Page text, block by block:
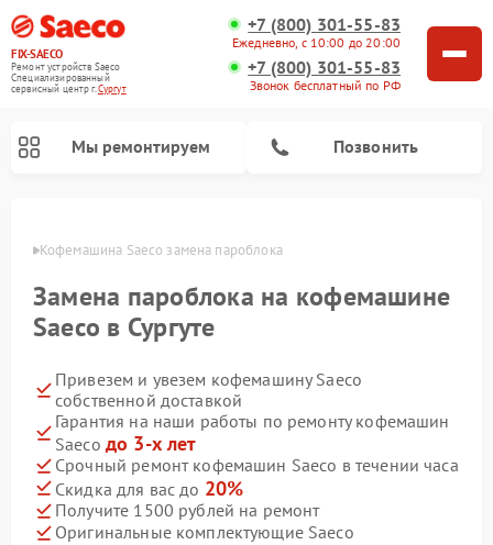
FIX-SAECO
Ремонт устройств Saeco
Специализированный
cервисный центр г.Сургут
+7 (800) 301-55-83
Ежедневно, с 10:00 до 20:00
+7 (800) 301-55-83
Звонок бесплатный по РФ
Мы ремонтируем Позвонить
Кофемашина Saeco замена пароблока
Замена пароблока на кофемашине
Saeco в Сургуте
Привезем и увезем кофемашину Saeco
собственной доставкой
Гарантия на наши работы по ремонту кофемашин
Saeco до 3-х лет
Срочный ремонт кофемашин Saeco в течении часа
Скидка для вас до 20%
Получите 1500 рублей на ремонт
Оригинальные комплектующие Saeco